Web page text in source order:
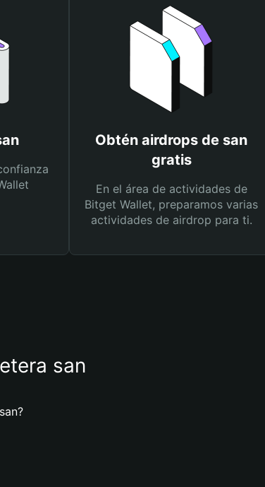
Obtén airdrops de san
gratis
En el área de actividades de
Bitget Wallet, preparamos varias
actividades de airdrop para ti.
san